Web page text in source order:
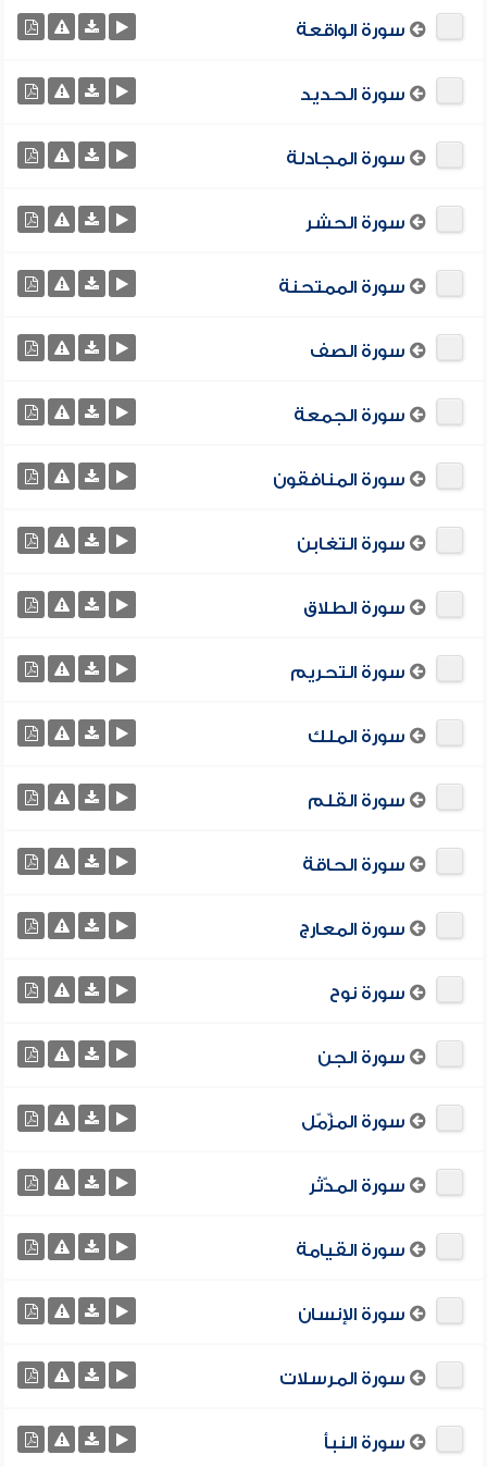
سورة الواقعة
سورة الحديد
سورة المجادلة
سورة الحشر
سورة الممتحنة
سورة الصف
سورة الجمعة
سورة المنافقون
سورة التغابن
سورة الطلاق
سورة التحريم
سورة الملك
سورة القلم
سورة الحاقة
سورة المعارج
سورة نوح
سورة الجن
سورة المزّمّل
سورة المدّثر
سورة القيامة
سورة الإنسان
سورة المرسلات
سورة النبأ